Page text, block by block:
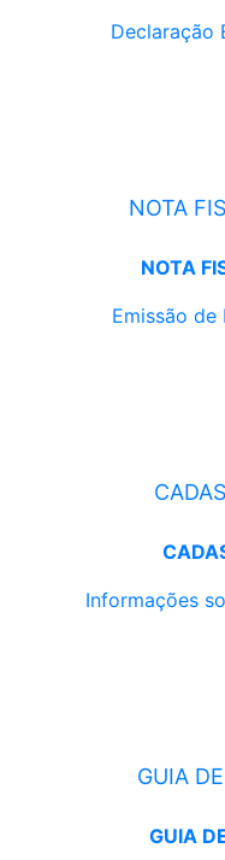
Declaração
NOTA
NOTA
Emissão de
Informações
GUIA
GUIA